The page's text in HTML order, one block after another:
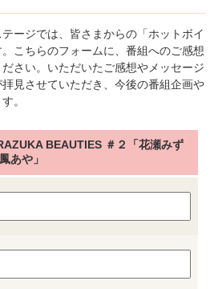
ージでは、皆さまからの「ホットボイ
こちらのフォームに、番組へのご感想
さい。いただいたご感想やメッセージ
見させていただき、今後の番組企画や
。
BEAUTIES ＃２「花瀬みず
あや」